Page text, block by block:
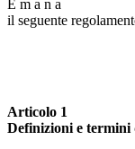
E m a n a
il seguente
Articolo 1
Definizioni e termini